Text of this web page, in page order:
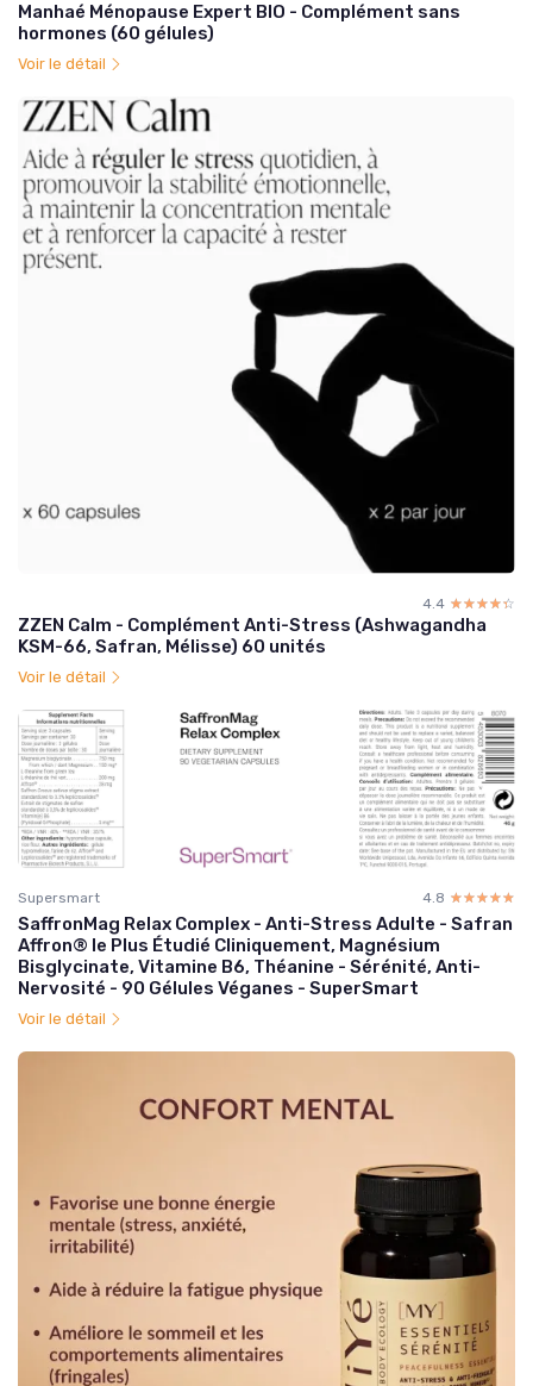
Manhaé Ménopause Expert BIO - Complément sans
hormones (60 gélules)
Voir le détail
4.4 ☆☆☆☆☆
★★★★★
ZZEN Calm - Complément Anti-Stress (Ashwagandha
KSM-66, Safran, Mélisse) 60 unités
Voir le détail
Supersmart 4.8 ☆☆☆☆☆
★★★★★
SaffronMag Relax Complex - Anti-Stress Adulte - Safran
Affron® le Plus Étudié Cliniquement, Magnésium
Bisglycinate, Vitamine B6, Théanine - Sérénité, Anti-
Nervosité - 90 Gélules Véganes - SuperSmart
Voir le détail